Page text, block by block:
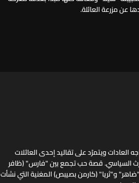
عن مزرعة العائلة.
العادات ويتمرّد على تقاليد إحدى العائلات
السياسي. قصة حب تجمع بين "فارس" (ظافر
"ضاهر" و"ثريا" (كارمن بصيبص) المغنية التي نشأت